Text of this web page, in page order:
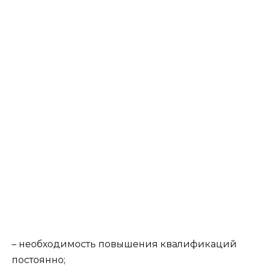
– необходимость повышения квалификаций
постоянно;